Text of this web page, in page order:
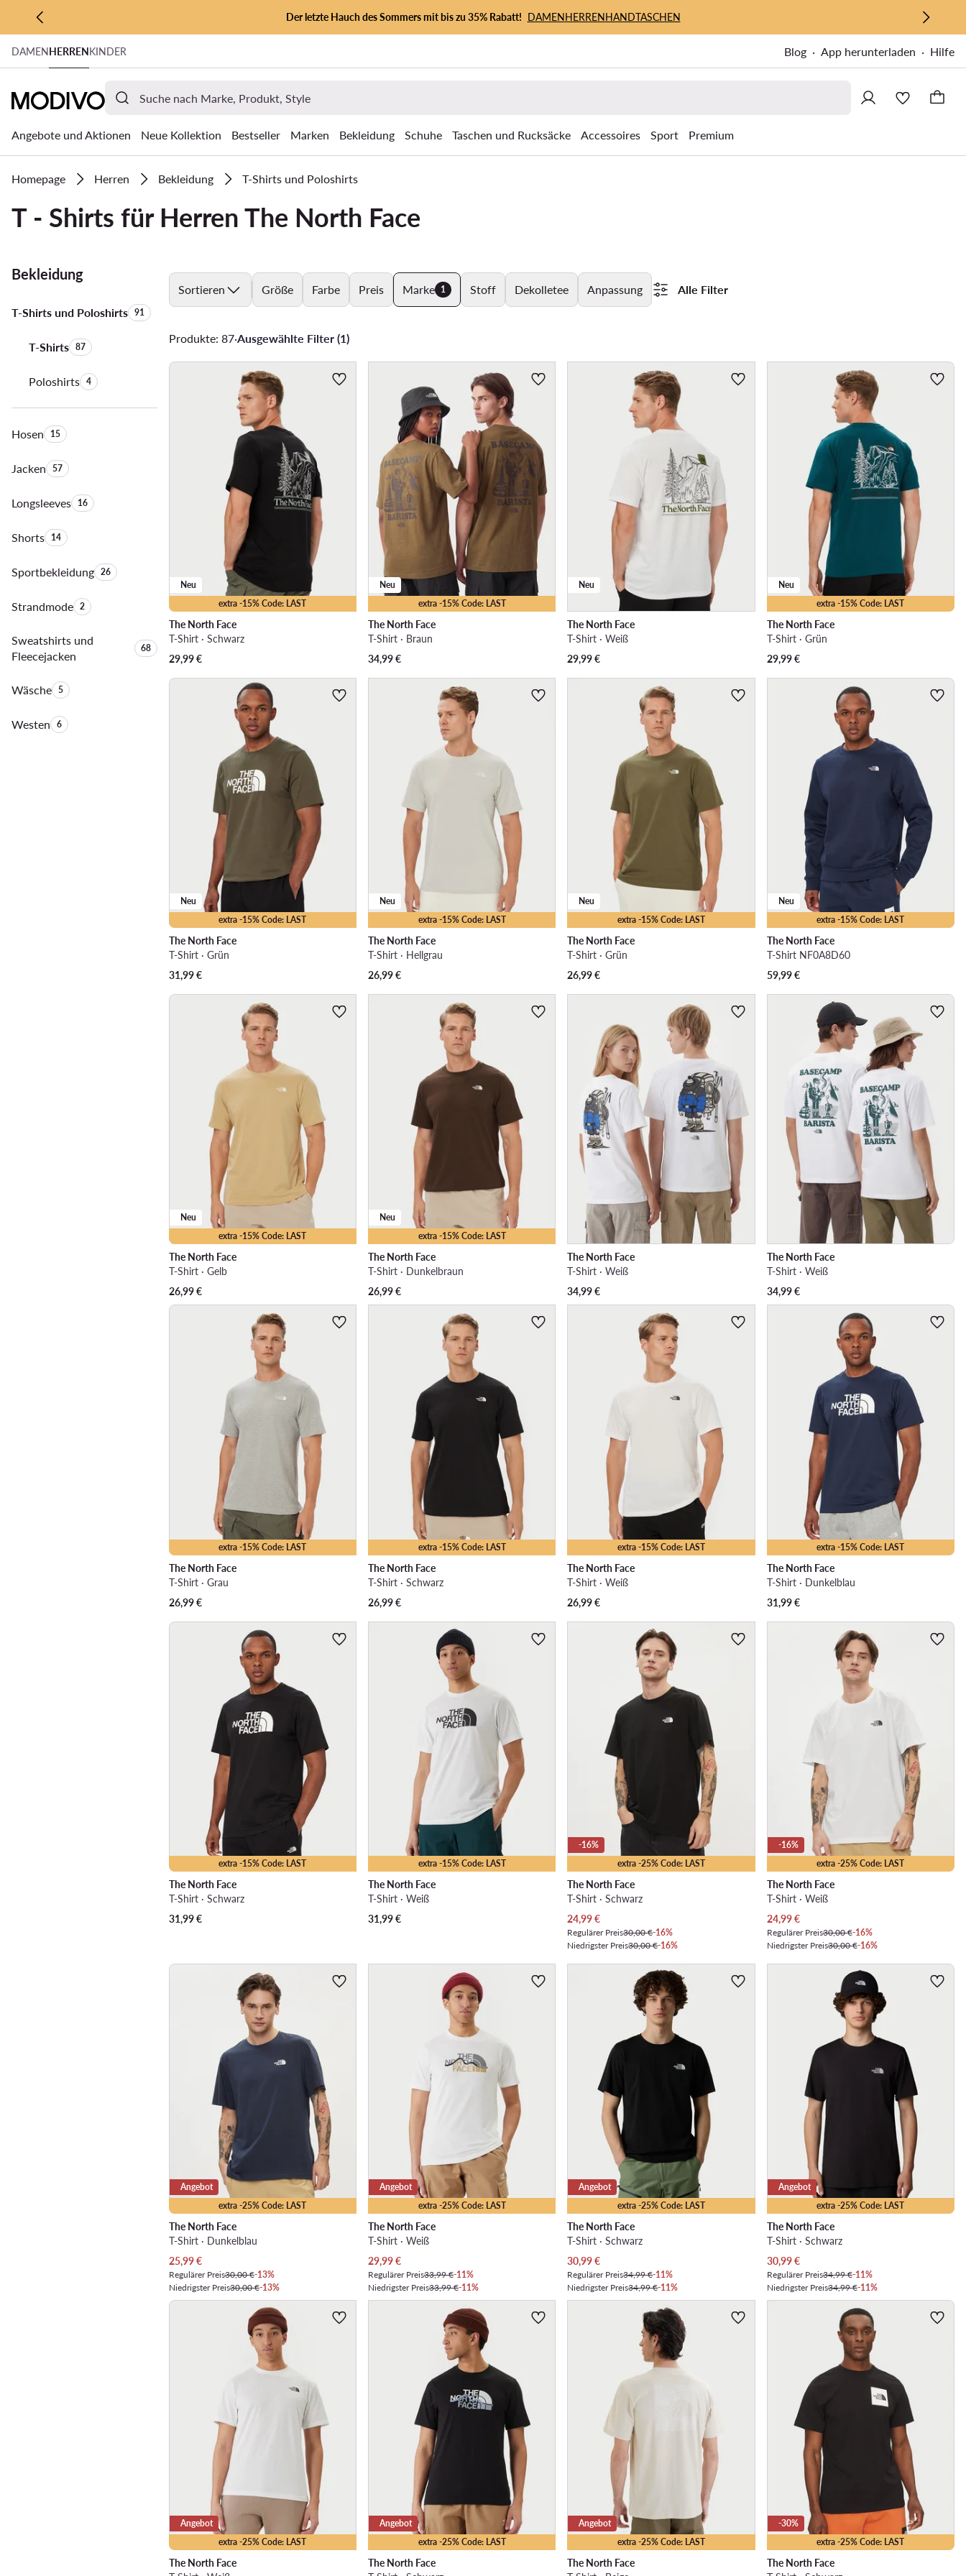
ZUM HAUPTINHALT SPRINGEN
ZUR SUCHE
Der letzte Hauch des Sommers mit bis zu 35% Rabatt! DAMENHERRENHANDTASCHEN
DAMENHERRENKINDER Blog App herunterladen Hilfe
Angebote und Aktionen Neue Kollektion Bestseller Marken Bekleidung Schuhe Taschen und Rucksäcke Accessoires Sport Premium
Homepage Herren Bekleidung T-Shirts und Poloshirts
T - Shirts für Herren The North Face
Bekleidung
T-Shirts und PoloshirtsAnzahl der Produkte:
91
T-ShirtsAnzahl der Produkte:
87
PoloshirtsAnzahl der Produkte:
4
HosenAnzahl der Produkte:
15
JackenAnzahl der Produkte:
57
LongsleevesAnzahl der Produkte:
16
ShortsAnzahl der Produkte:
14
SportbekleidungAnzahl der Produkte:
26
StrandmodeAnzahl der Produkte:
2
Sweatshirts und
Fleecejacken
Anzahl der Produkte:
68
WäscheAnzahl der Produkte:
5
WestenAnzahl der Produkte:
6
Sortieren Größe Farbe Preis Marke 1 Stoff Dekolletee Anpassung Alle Filter
Produkte: 87·Ausgewählte Filter (1)
extra -15% Code: LAST
Neu
The North Face
T-Shirt · Schwarz
29,99€
extra -15% Code: LAST
Neu
The North Face
T-Shirt · Braun
34,99€
Neu
The North Face
T-Shirt · Weiß
29,99€
extra -15% Code: LAST
Neu
The North Face
T-Shirt · Grün
29,99€
extra -15% Code: LAST
Neu
The North Face
T-Shirt · Grün
31,99€
extra -15% Code: LAST
Neu
The North Face
T-Shirt · Hellgrau
26,99€
extra -15% Code: LAST
Neu
The North Face
T-Shirt · Grün
26,99€
extra -15% Code: LAST
Neu
The North Face
T-Shirt NF0A8D60
59,99€
extra -15% Code: LAST
Neu
The North Face
T-Shirt · Gelb
26,99€
extra -15% Code: LAST
Neu
The North Face
T-Shirt · Dunkelbraun
26,99€
The North Face
T-Shirt · Weiß
34,99€
The North Face
T-Shirt · Weiß
34,99€
extra -15% Code: LAST
The North Face
T-Shirt · Grau
26,99€
extra -15% Code: LAST
The North Face
T-Shirt · Schwarz
26,99€
extra -15% Code: LAST
The North Face
T-Shirt · Weiß
26,99€
extra -15% Code: LAST
The North Face
T-Shirt · Dunkelblau
31,99€
extra -15% Code: LAST
The North Face
T-Shirt · Schwarz
31,99€
extra -15% Code: LAST
The North Face
T-Shirt · Weiß
31,99€
extra -25% Code: LAST
-16%
The North Face
T-Shirt · Schwarz
Aktueller Preis
24,99€
Regulärer Preis30,00 €-16%
Niedrigster Preis30,00 €-16%
extra -25% Code: LAST
-16%
The North Face
T-Shirt · Weiß
Aktueller Preis
24,99€
Regulärer Preis30,00 €-16%
Niedrigster Preis30,00 €-16%
extra -25% Code: LAST
Angebot
The North Face
T-Shirt · Dunkelblau
Aktueller Preis
25,99€
Regulärer Preis30,00 €-13%
Niedrigster Preis30,00 €-13%
extra -25% Code: LAST
Angebot
The North Face
T-Shirt · Weiß
Aktueller Preis
29,99€
Regulärer Preis33,99 €-11%
Niedrigster Preis33,99 €-11%
extra -25% Code: LAST
Angebot
The North Face
T-Shirt · Schwarz
Aktueller Preis
30,99€
Regulärer Preis34,99 €-11%
Niedrigster Preis34,99 €-11%
extra -25% Code: LAST
Angebot
The North Face
T-Shirt · Schwarz
Aktueller Preis
30,99€
Regulärer Preis34,99 €-11%
Niedrigster Preis34,99 €-11%
extra -25% Code: LAST
Angebot
The North Face
extra -25% Code: LAST
Angebot
The North Face
extra -25% Code: LAST
Angebot
The North Face
extra -25% Code: LAST
-30%
The North Face